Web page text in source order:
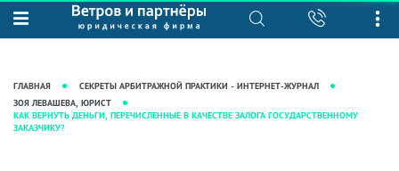
О нас
Рекомендации
Награды и рейтинги
Юридические услуги
Интеллектуальная собственность
Корпоративная практика
База знаний
Журнал "Секреты арбитражной
практики"
Статьи
ГЛАВНАЯ
СЕКРЕТЫ АРБИТРАЖНОЙ ПРАКТИКИ - ИНТЕРНЕТ-ЖУРНАЛ
ЗОЯ ЛЕВАШЕВА, ЮРИСТ
КАК ВЕРНУТЬ ДЕНЬГИ, ПЕРЕЧИСЛЕННЫЕ В КАЧЕСТВЕ ЗАЛОГА ГОСУДАРСТВЕННОМУ
ЗАКАЗЧИКУ?